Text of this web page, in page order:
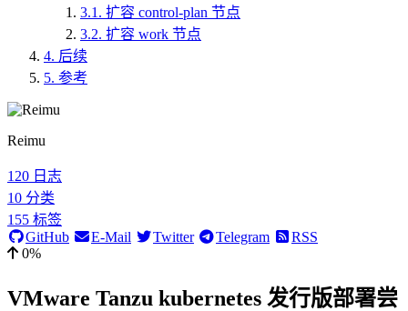
3.1. 扩容 control-plan 节点
3.2. 扩容 work 节点
4. 后续
5. 参考
Reimu
120 日志
10 分类
155 标签
GitHub
E-Mail Twitter Telegram
RSS
0%
VMware Tanzu kubernetes 发行版部署尝